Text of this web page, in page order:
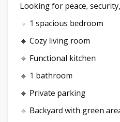
Looking for peace,
🔹 1 spacious bedroom
🔹 Cozy living room
🔹 Functional kitchen
🔹 1 bathroom
🔹 Private parking
🔹 Backyard with green